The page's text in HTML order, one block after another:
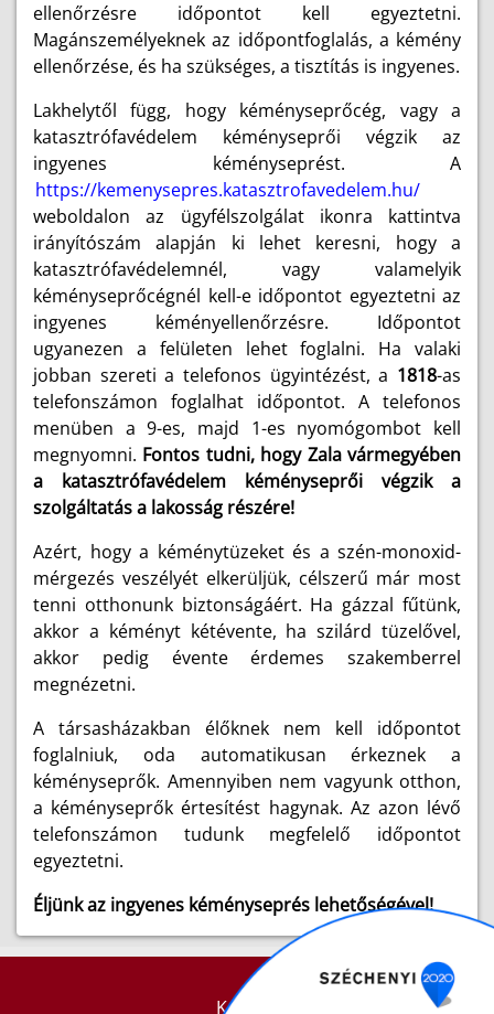
ellenőrzésre időpontot kell egyeztetni.
Magánszemélyeknek az időpontfoglalás, a kémény
ellenőrzése, és ha szükséges, a tisztítás is ingyenes.
Lakhelytől függ, hogy kéményseprőcég, vagy a
katasztrófavédelem kéményseprői végzik az
ingyenes kéményseprést. A
https://kemenysepres.katasztrofavedelem.hu/
weboldalon az ügyfélszolgálat ikonra kattintva
irányítószám alapján ki lehet keresni, hogy a
katasztrófavédelemnél, vagy valamelyik
kéményseprőcégnél kell-e időpontot egyeztetni az
ingyenes kéményellenőrzésre. Időpontot
ugyanezen a felületen lehet foglalni. Ha valaki
jobban szereti a telefonos ügyintézést, a 1818-as
telefonszámon foglalhat időpontot. A telefonos
menüben a 9-es, majd 1-es nyomógombot kell
megnyomni. Fontos tudni, hogy Zala vármegyében
a katasztrófavédelem kéményseprői végzik a
szolgáltatás a lakosság részére!
Azért, hogy a kéménytüzeket és a szén-monoxid-
mérgezés veszélyét elkerüljük, célszerű már most
tenni otthonunk biztonságáért. Ha gázzal fűtünk,
akkor a kéményt kétévente, ha szilárd tüzelővel,
akkor pedig évente érdemes szakemberrel
megnézetni.
A társasházakban élőknek nem kell időpontot
foglalniuk, oda automatikusan érkeznek a
kéményseprők. Amennyiben nem vagyunk otthon,
a kéményseprők értesítést hagynak. Az azon lévő
telefonszámon tudunk megfelelő időpontot
egyeztetni.
Éljünk az ingyenes kéményseprés lehetőségével!
KAPCSOLAT